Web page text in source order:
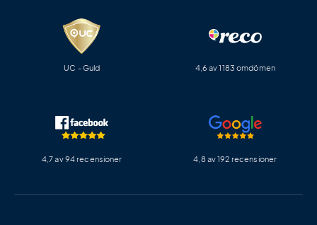
UC - Guld 4,6 av 1183 omdömen
4,7 av 94 recensioner 4,8 av 192 recensioner